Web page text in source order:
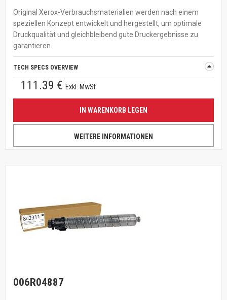
Original Xerox-Verbrauchsmaterialien werden nach einem
speziellen Konzept entwickelt und hergestellt, um optimale
Druckqualität und gleichbleibend gute Druckergebnisse zu
garantieren.
TECH SPECS OVERVIEW
111.39 € Exkl. MwSt
IN WARENKORB LEGEN
WEITERE INFORMATIONEN
006R04887